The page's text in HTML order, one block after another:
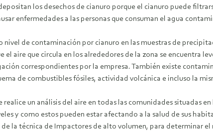
los desechos de cianuro porque el cianuro puede
enfermedades a las personas que consuman el agua
nivel de contaminación por cianuro en las muestras de
el aire que circula en los alrededores de la zona se encuentra
correspondientes por la empresa. También existe
de combustibles fósiles, actividad volcánica e incluso la
realice un análisis del aire en todas las comunidades situadas
y como estos pueden estar afectando a la salud de sus
la técnica de Impactores de alto volumen, para determinar